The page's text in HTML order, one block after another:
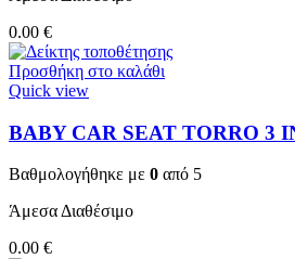
0.00 €
Προσθήκη στο καλάθι
Quick view
BABY CAR SEAT TORRO 3
Βαθμολογήθηκε με 0 από 5
Άμεσα Διαθέσιμο
0.00 €